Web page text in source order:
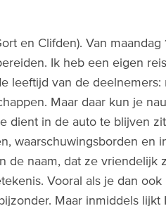
en Clifden). Van maandag
Ik heb een eigen
leeftijd van de
Maar daar kun je
dient in de auto te blijven
waarschuwingsborden en
naam, dat ze vriendelijk
Vooral als je dan
Maar inmiddels